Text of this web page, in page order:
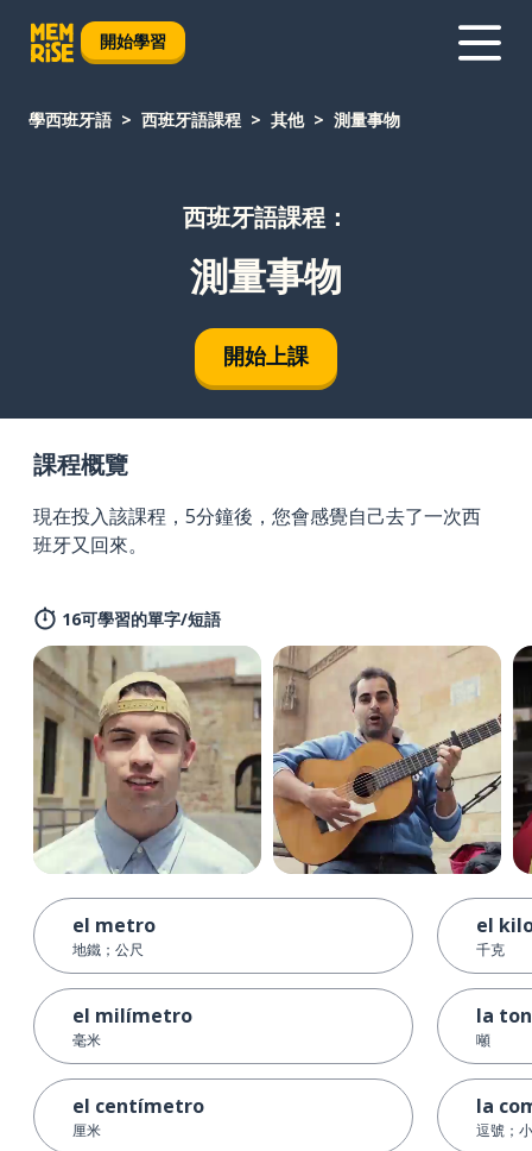
開始學習
學西班牙語 西班牙語課程 其他 測量事物
西班牙語課程：
測量事物
開始上課
課程概覽
現在投入該課程，5分鐘後，您會感覺自己去了一次西
班牙又回來。
16可學習的單字/短語
el metro
地鐵；公尺
el milímetro
毫米
el centímetro
厘米
el
千克
la
噸
la
逗號；